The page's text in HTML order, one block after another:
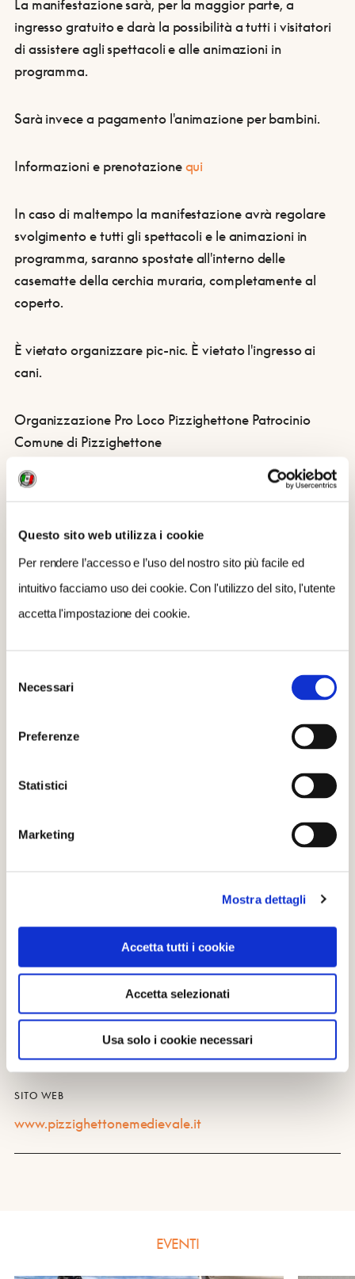
Questo sito web utilizza i cookie
Per rendere l’accesso e l’uso del nostro sito più facile ed
intuitivo facciamo uso dei cookie. Con l'utilizzo del sito, l'utente
accetta l'impostazione dei cookie.
delNecessari
Preferenze
Statistici
Marketing
Mostra dettagli
Accetta tutti i cookie
Accetta selezionati
Usa solo i cookie necessari
La manifestazione sarà, per la maggior parte, a
ingresso gratuito e darà la possibilità a tutti i visitatori
di assistere agli spettacoli e alle animazioni in
programma.
Sarà invece a pagamento l'animazione per bambini.
Informazioni e prenotazionequi
In caso di maltempo la manifestazione avrà regolare
svolgimento e tutti gli spettacoli e le animazioni in
programma, saranno spostate all'interno delle
casematte della cerchia muraria, completamente al
coperto.
È vietato organizzare pic-nic. È vietato l'ingresso ai
cani.
Organizzazione Pro Loco PizzighettonePatrocinio
Comune di Pizzighettone
Pizzighettone Medievale è un evento inserito
Medioevo” progetto realizzato grazie al contributo di
Regione Lombardia. Organizzazione Pro loco
dalle ore 10,00 alle ore 19,00
0372 743900
pizzighettone2022@libero.it
SITO WEB
www.pizzighettonemedievale.it
EVENTI